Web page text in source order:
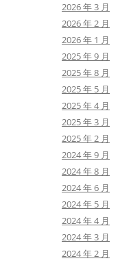
2026 年 3 月
2026 年 2 月
2026 年 1 月
2025 年 9 月
2025 年 8 月
2025 年 5 月
2025 年 4 月
2025 年 3 月
2025 年 2 月
2024 年 9 月
2024 年 8 月
2024 年 6 月
2024 年 5 月
2024 年 4 月
2024 年 3 月
2024 年 2 月